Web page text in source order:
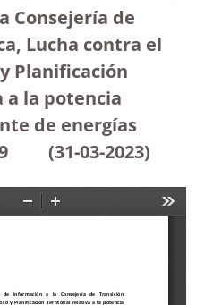
Consejería de
Lucha contra el
Planificación
la potencia
de energías
(31-03-2023)